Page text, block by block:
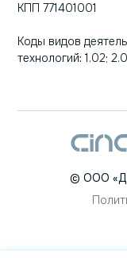
КПП 771401001
Коды видов
технологий: 1.02;
© ООО